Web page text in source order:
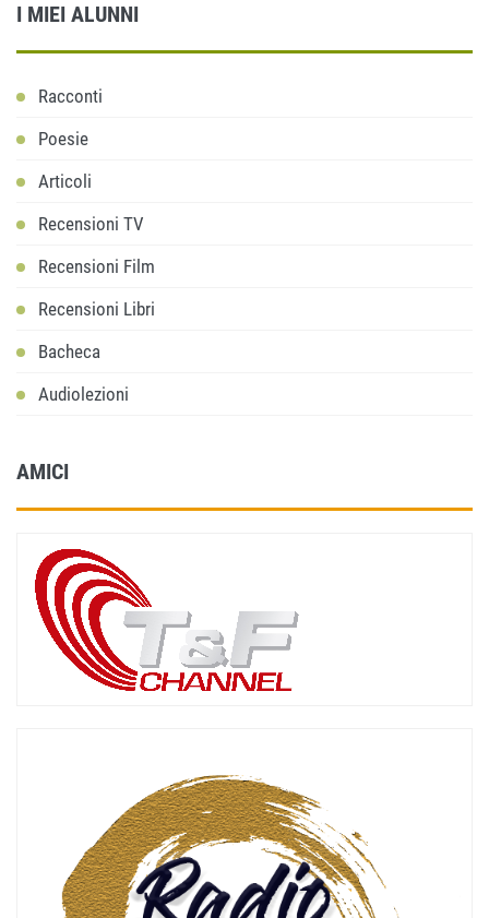
I MIEI ALUNNI
Racconti
Poesie
Articoli
Recensioni TV
Recensioni Film
Recensioni Libri
Bacheca
Audiolezioni
AMICI